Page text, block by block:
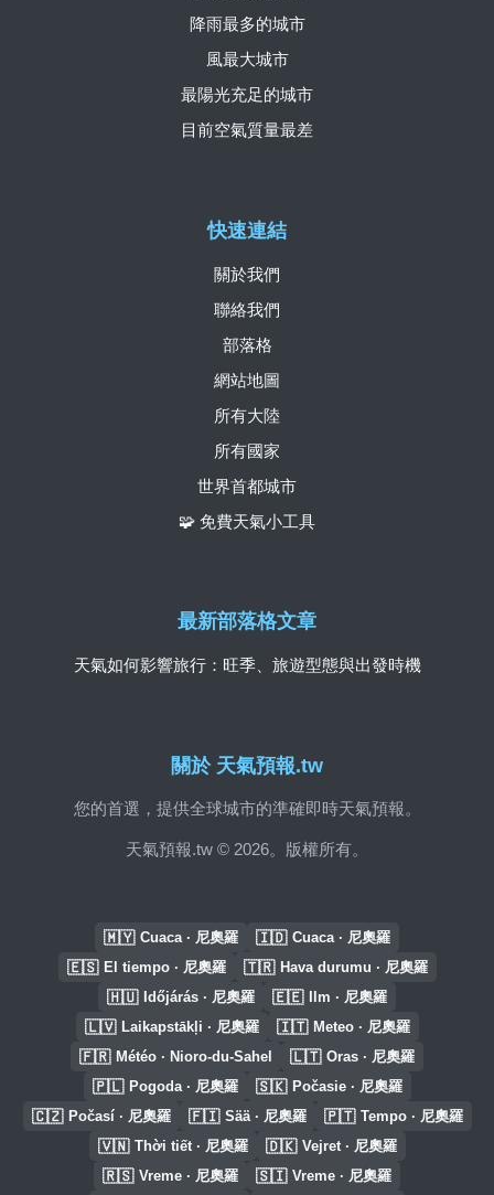
關於 天氣預報.tw
您的首選，提供全球城市的準確即時天氣預報。
天氣預報.tw © 2026。版權所有。
快速連結
關於我們
聯絡我們
部落格
網站地圖
所有大陸
所有國家
世界首都城市
🧩 免費天氣小工具
降雨最多的城市
風最大城市
最陽光充足的城市
目前空氣質量最差
最新部落格文章
天氣如何影響旅行：旺季、旅遊型態與出發時機
🇲🇾 Cuaca · 尼奧羅 🇮🇩 Cuaca · 尼奧羅
🇪🇸 El tiempo · 尼奧羅 🇹🇷 Hava durumu · 尼奧羅
🇭🇺 Időjárás · 尼奧羅 🇪🇪 Ilm · 尼奧羅
🇱🇻 Laikapstākļi · 尼奧羅 🇮🇹 Meteo · 尼奧羅
🇫🇷 Météo · Nioro-du-Sahel 🇱🇹 Oras · 尼奧羅
🇵🇱 Pogoda · 尼奧羅 🇸🇰 Počasie · 尼奧羅
🇨🇿 Počasí · 尼奧羅 🇫🇮 Sää · 尼奧羅 🇵🇹 Tempo · 尼奧羅
🇻🇳 Thời tiết · 尼奧羅 🇩🇰 Vejret · 尼奧羅
🇷🇸 Vreme · 尼奧羅 🇸🇮 Vreme · 尼奧羅